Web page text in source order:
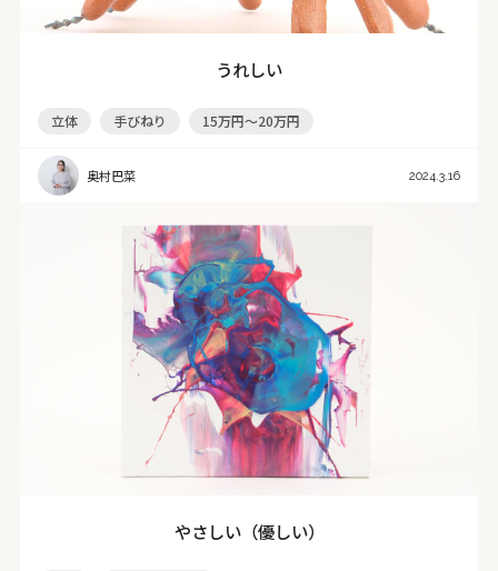
うれしい
立体 手びねり 15万円～20万円
奥村巴菜 2024.3.16
やさしい（優しい）